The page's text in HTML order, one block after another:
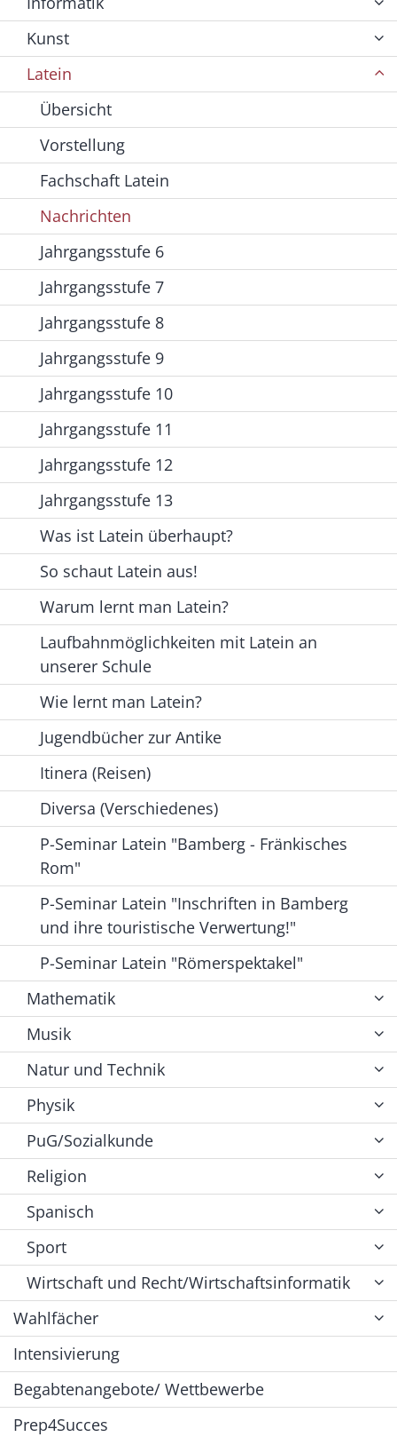
Kunst
Latein
Übersicht
Vorstellung
Fachschaft Latein
Nachrichten
Jahrgangsstufe 6
Jahrgangsstufe 7
Jahrgangsstufe 8
Jahrgangsstufe 9
Jahrgangsstufe 10
Jahrgangsstufe 11
Jahrgangsstufe 12
Jahrgangsstufe 13
Was ist Latein überhaupt?
So schaut Latein aus!
Warum lernt man Latein?
Laufbahnmöglichkeiten mit Latein an
unserer Schule
Wie lernt man Latein?
Jugendbücher zur Antike
Itinera (Reisen)
Diversa (Verschiedenes)
P-Seminar Latein "Bamberg - Fränkisches
Rom"
P-Seminar Latein "Inschriften in Bamberg
und ihre touristische Verwertung!"
P-Seminar Latein "Römerspektakel"
Mathematik
Musik
Natur und Technik
Physik
PuG/Sozialkunde
Religion
Spanisch
Sport
Wirtschaft und Recht/Wirtschaftsinformatik
Wahlfächer
Intensivierung
Begabtenangebote/ Wettbewerbe
Prep4Succes